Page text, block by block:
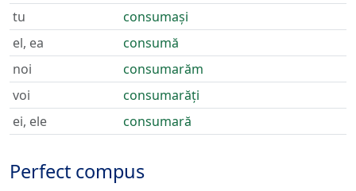
tu
consumași
el, ea
consumă
noi
consumarăm
voi
consumarăți
ei, ele
consumară
Perfect compus